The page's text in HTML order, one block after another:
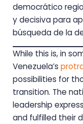
democrático
y decisiva para
búsqueda de la
While this is, in
Venezuela’s
possibilities for
transition. The
leadership
and fulfilled their